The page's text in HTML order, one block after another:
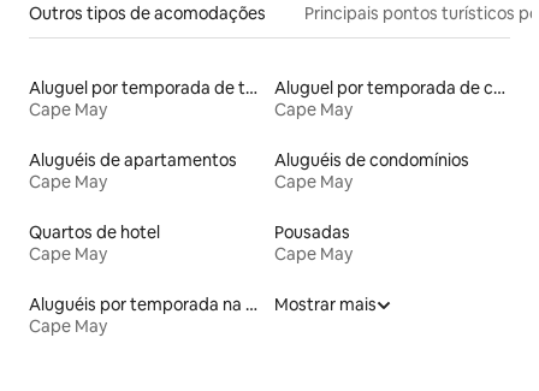
Outros tipos de acomodações Principais pontos turísticos
Aluguel por temporada de townhouses
Cape May
Aluguel por temporada de casas de hóspedes
Cape May
Aluguéis de apartamentos
Cape May
Aluguéis de condomínios
Cape May
Quartos de hotel
Cape May
Pousadas
Cape May
Aluguéis por temporada na orla
Cape May
Mostrar mais